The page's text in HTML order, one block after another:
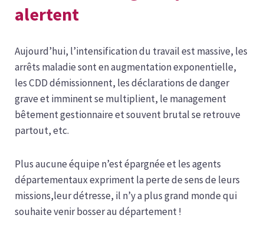
alertent
Aujourd’hui, l’intensification du travail est massive, les
arrêts maladie sont en augmentation exponentielle,
les CDD démissionnent, les déclarations de danger
grave et imminent se multiplient, le management
bêtement gestionnaire et souvent brutal se retrouve
partout, etc.
Plus aucune équipe n’est épargnéeet les agents
départementaux expriment la perte de sens de leurs
missions,leur détresse, il n’y a plus grand monde qui
souhaite venir bosser au département !